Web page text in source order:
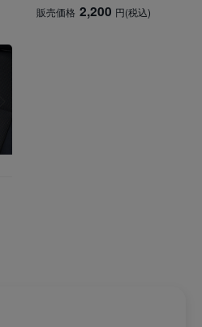
販売価格 2,200 円(税込)